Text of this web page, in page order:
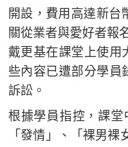
開設，費用高達新台
關從業者與愛好者報
戴更基在課堂上使用
些內容已遭部分學員
訴訟。
根據學員指控，課堂
「發情」、「裸男